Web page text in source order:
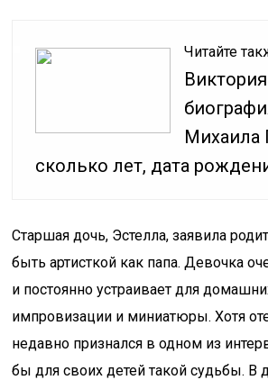
Читайте
Михаила
сколько лет, дата
Старшая дочь, Эстелла, заявила
быть артисткой как папа. Девочка
и постоянно устраивает для
импровизации и миниатюры. Хотя
недавно признался в одном из
бы для своих детей такой судьбы. В